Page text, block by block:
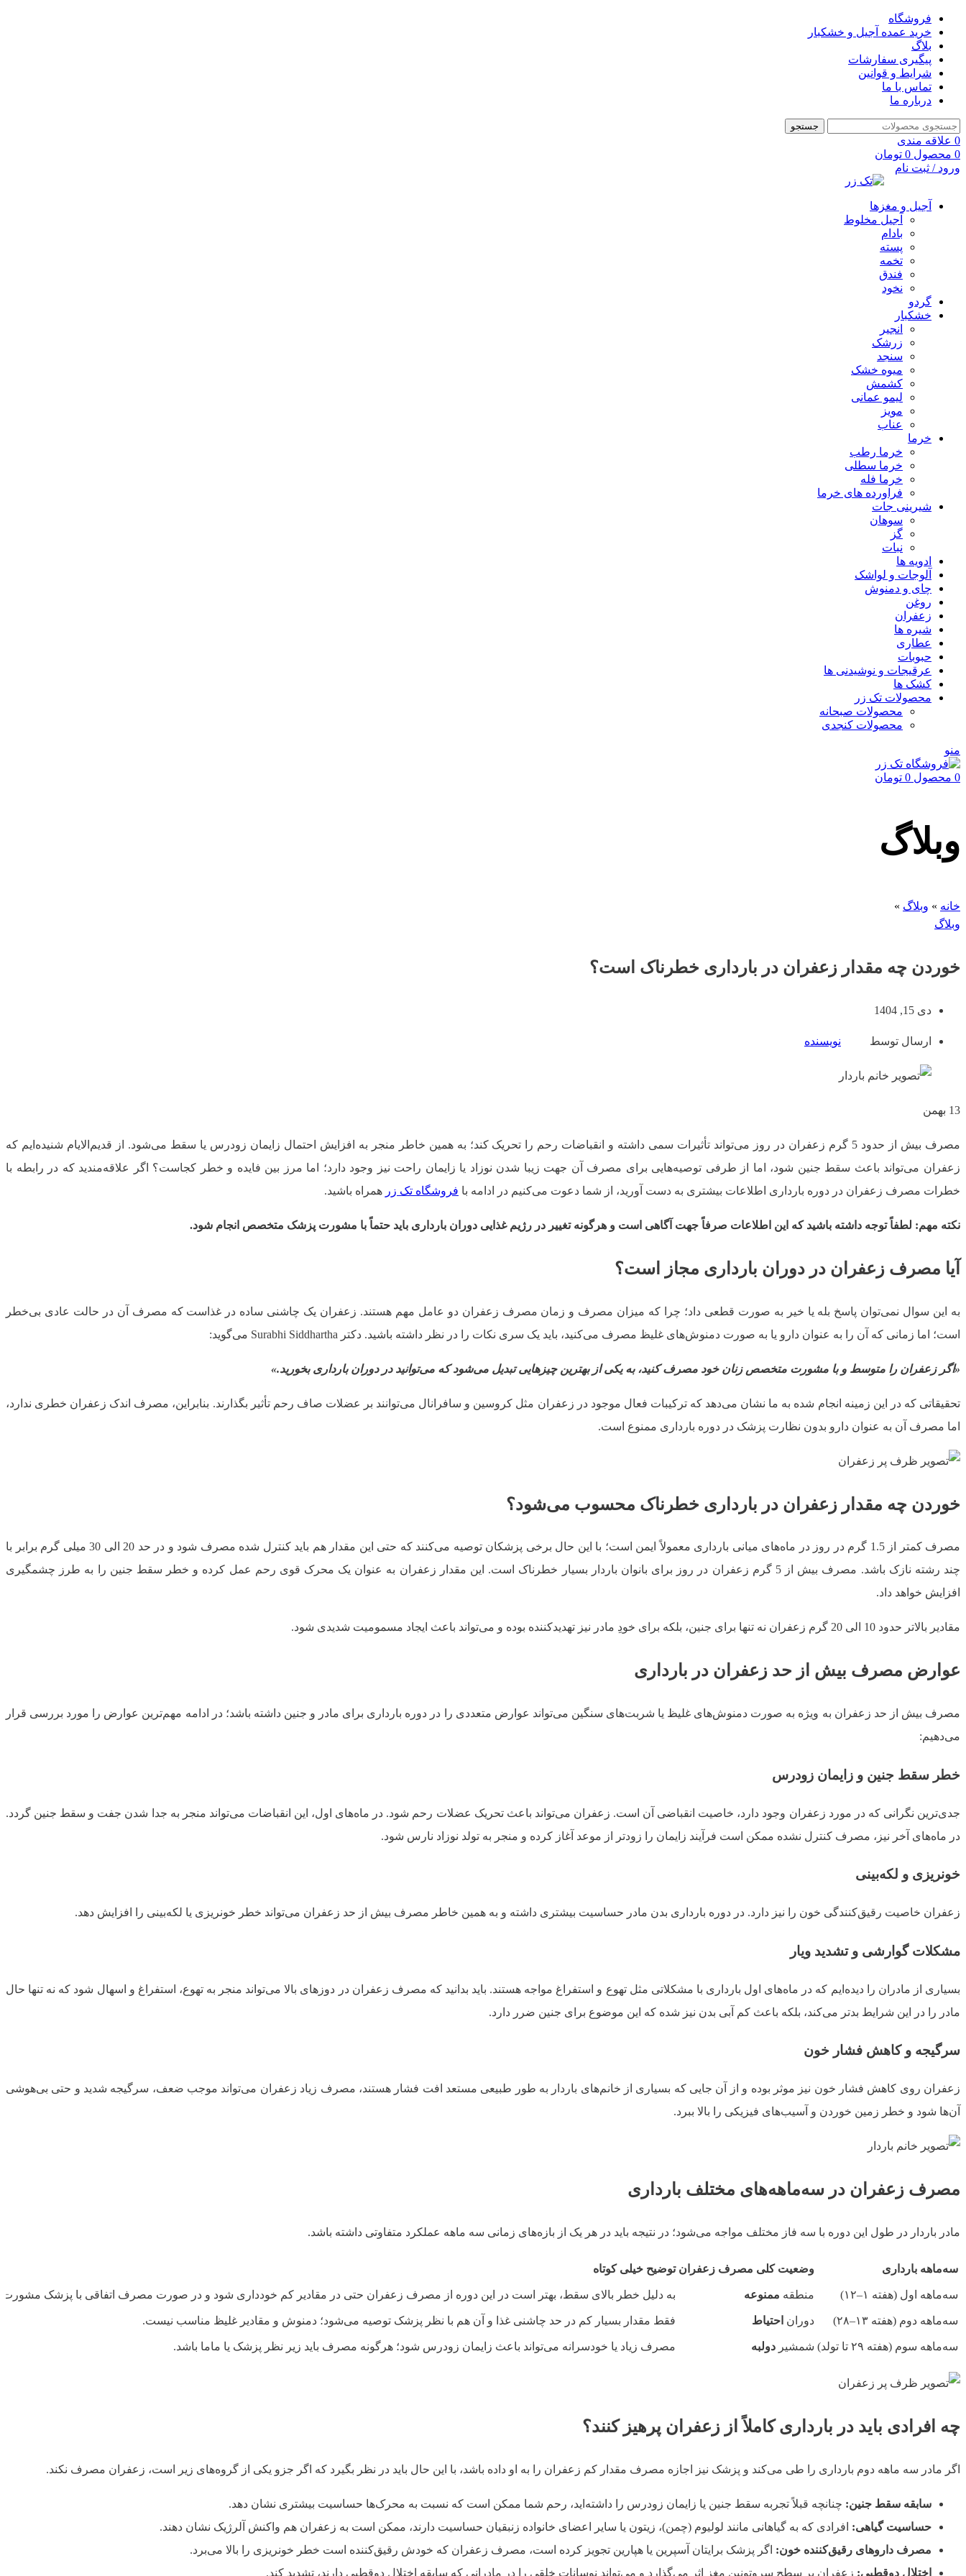
فروشگاه
خرید عمده آجیل و خشکبار
بلاگ
پیگیری سفارشات
شرایط و قوانین
تماس با ما
درباره ما
جستجو
0 علاقه مندی
0 محصول 0 تومان
ورود / ثبت نام
آجیل و مغزها
آجیل مخلوط
بادام
پسته
تخمه
فندق
نخود
گردو
خشکبار
انجیر
زرشک
سنجد
میوه خشک
کشمش
لیمو عمانی
مویز
عناب
خرما
خرما رطب
خرما سطلی
خرما فله
فراورده های خرما
شیرینی جات
سوهان
گز
نبات
ادویه ها
آلوجات و لواشک
چای و دمنوش
روغن
زعفران
شیره ها
عطاری
حبوبات
عرقیجات و نوشیدنی ها
کشک ها
محصولات تک زر
محصولات صبحانه
محصولات کنجدی
منو
0 محصول 0 تومان
وبلاگ
خانه » وبلاگ »
وبلاگ
خوردن چه مقدار زعفران در بارداری خطرناک است؟
دی 15, 1404
ارسال توسط نویسنده
13 بهمن
مصرف بیش از حدود 5 گرم زعفران در روز می‌تواند تأثیرات سمی داشته و انقباضات رحم را تحریک کند؛ به همین خاطر منجر به افزایش احتمال زایمان زودرس یا سقط می‌شود. از قدیم‌الایام شنیده‌ایم که
زعفران می‌تواند باعث سقط جنین شود، اما از طرفی توصیه‌هایی برای مصرف آن جهت زیبا شدن نوزاد یا زایمان راحت نیز وجود دارد؛ اما مرز بین فایده و خطر کجاست؟ اگر علاقه‌مندید که در رابطه با
خطرات مصرف زعفران در دوره بارداری اطلاعات بیشتری به دست آورید، از شما دعوت می‌کنیم در ادامه با فروشگاه تک زر همراه باشید.
نکته مهم: لطفاً توجه داشته باشید که این اطلاعات صرفاً جهت آگاهی است و هرگونه تغییر در رژیم غذایی دوران بارداری باید حتماً با مشورت پزشک متخصص انجام شود.
آیا مصرف زعفران در دوران بارداری مجاز است؟
به این سوال نمی‌توان پاسخ بله یا خیر به صورت قطعی داد؛ چرا که میزان مصرف و زمان مصرف زعفران دو عامل مهم هستند. زعفران یک چاشنی ساده در غذاست که مصرف آن در حالت عادی بی‌خطر
است؛ اما زمانی که آن را به عنوان دارو یا به صورت دمنوش‌های غلیظ مصرف می‌کنید، باید یک سری نکات را در نظر داشته باشید. دکتر Surabhi Siddhartha می‌گوید:
«اگر زعفران را متوسط و با مشورت متخصص زنان خود مصرف کنید، به یکی از بهترین چیزهایی تبدیل می‌شود که می‌توانید در دوران بارداری بخورید.»
تحقیقاتی که در این زمینه انجام شده به ما نشان می‌دهد که ترکیبات فعال موجود در زعفران مثل کروسین و سافرانال می‌توانند بر عضلات صاف رحم تأثیر بگذارند. بنابراین، مصرف اندک زعفران خطری ندارد،
اما مصرف آن به عنوان دارو بدون نظارت پزشک در دوره بارداری ممنوع است.
خوردن چه مقدار زعفران در بارداری خطرناک محسوب می‌شود؟
مصرف کمتر از 1.5 گرم در روز در ماه‌های میانی بارداری معمولاً ایمن است؛ با این حال برخی پزشکان توصیه می‌کنند که حتی این مقدار هم باید کنترل ‌شده مصرف شود و در حد 20 الی 30 میلی گرم برابر با
چند رشته نازک باشد. مصرف بیش از 5 گرم زعفران در روز برای بانوان باردار بسیار خطرناک است. این مقدار زعفران به عنوان یک محرک قوی رحم عمل کرده و خطر سقط جنین را به طرز چشمگیری
افزایش خواهد داد.
مقادیر بالاتر حدود 10 الی 20 گرم زعفران نه تنها برای جنین، بلکه برای خودِ مادر نیز تهدیدکننده بوده و می‌تواند باعث ایجاد مسمومیت شدیدی شود.
عوارض مصرف بیش از حد زعفران در بارداری
مصرف بیش از حد زعفران به ویژه به صورت دمنوش‌های غلیظ یا شربت‌های سنگین می‌تواند عوارض متعددی را در دوره بارداری برای مادر و جنین داشته باشد؛ در ادامه مهم‌ترین عوارض را مورد بررسی قرار
می‌دهیم:
خطر سقط جنین و زایمان زودرس
جدی‌ترین نگرانی که در مورد زعفران وجود دارد، خاصیت انقباضی آن است. زعفران می‌تواند باعث تحریک عضلات رحم شود. در ماه‌های اول، این انقباضات می‌تواند منجر به جدا شدن جفت و سقط جنین گردد.
در ماه‌های آخر نیز، مصرف کنترل‌ نشده ممکن است فرآیند زایمان را زودتر از موعد آغاز کرده و منجر به تولد نوزاد نارس شود.
خونریزی و لکه‌بینی
زعفران خاصیت رقیق‌کنندگی خون را نیز دارد. در دوره بارداری بدن مادر حساسیت بیشتری داشته و به همین خاطر مصرف بیش از حد زعفران می‌تواند خطر خونریزی یا لکه‌بینی را افزایش دهد.
مشکلات گوارشی و تشدید ویار
بسیاری از مادران را دیده‌ایم که در ماه‌های اول بارداری با مشکلاتی مثل تهوع و استفراغ مواجه هستند. باید بدانید که مصرف زعفران در دوزهای بالا می‌تواند منجر به تهوع، استفراغ و اسهال شود که نه تنها حال
مادر را در این شرایط بدتر می‌کند، بلکه باعث کم آبی بدن نیز شده که این موضوع برای جنین ضرر دارد.
سرگیجه و کاهش فشار خون
زعفران روی کاهش فشار خون نیز موثر بوده و از آن جایی که بسیاری از خانم‌های باردار به طور طبیعی مستعد افت فشار هستند، مصرف زیاد زعفران می‌تواند موجب ضعف، سرگیجه شدید و حتی بی‌هوشی
آن‌ها شود و خطر زمین خوردن و آسیب‌های فیزیکی را بالا ببرد.
مصرف زعفران در سه‌ماهه‌های مختلف بارداری
مادر باردار در طول این دوره با سه فاز مختلف مواجه می‌شود؛ در نتیجه باید در هر یک از بازه‌های زمانی سه ماهه عملکرد متفاوتی داشته باشد.
سه‌ماهه بارداری وضعیت کلی مصرف زعفران توضیح خیلی کوتاه
سه‌ماهه اول (هفته ۱–۱۲) منطقه ممنوعه به ‌دلیل خطر بالای سقط، بهتر است در این دوره از مصرف زعفران حتی در مقادیر کم خودداری شود و در صورت مصرف اتفاقی با پزشک
سه‌ماهه دوم (هفته ۱۳–۲۸) دوران احتیاط فقط مقدار بسیار کم در حد چاشنی غذا و آن هم با نظر پزشک توصیه می‌شود؛ دمنوش و مقادیر غلیظ مناسب نیست.
سه‌ماهه سوم (هفته ۲۹ تا تولد) شمشیر دولبه مصرف زیاد یا خودسرانه می‌تواند باعث زایمان زودرس شود؛ هرگونه مصرف باید زیر نظر پزشک یا ماما باشد.
چه افرادی باید در بارداری کاملاً از زعفران پرهیز کنند؟
اگر مادر سه ماهه دوم بارداری را طی می‌کند و پزشک نیز اجازه مصرف مقدار کم زعفران را به او داده باشد، با این حال باید در نظر بگیرد که اگر جزو یکی از گروه‌های زیر است، زعفران مصرف نکند.
سابقه سقط جنین: چنانچه قبلاً تجربه سقط جنین یا زایمان زودرس را داشته‌اید، رحم شما ممکن است که نسبت به محرک‌ها حساسیت بیشتری نشان دهد.
حساسیت گیاهی: افرادی که به گیاهانی مانند لولیوم (چمن)، زیتون یا سایر اعضای خانواده زنبقیان حساسیت دارند، ممکن است به زعفران هم واکنش آلرژیک نشان دهند.
مصرف داروهای رقیق‌کننده خون: اگر پزشک برایتان آسپرین یا هپارین تجویز کرده است، مصرف زعفران که خودش رقیق‌کننده است خطر خونریزی را بالا می‌برد.
اختلال دوقطبی: زعفران بر سطح سروتونین مغز اثر می‌گذارد و می‌تواند نوسانات خلقی را در مادرانی که سابقه اختلال دوقطبی دارند، تشدید کند.